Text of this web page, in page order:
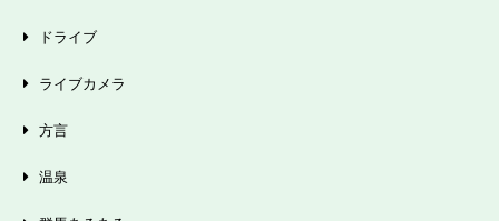
ドライブ
ライブカメラ
方言
温泉